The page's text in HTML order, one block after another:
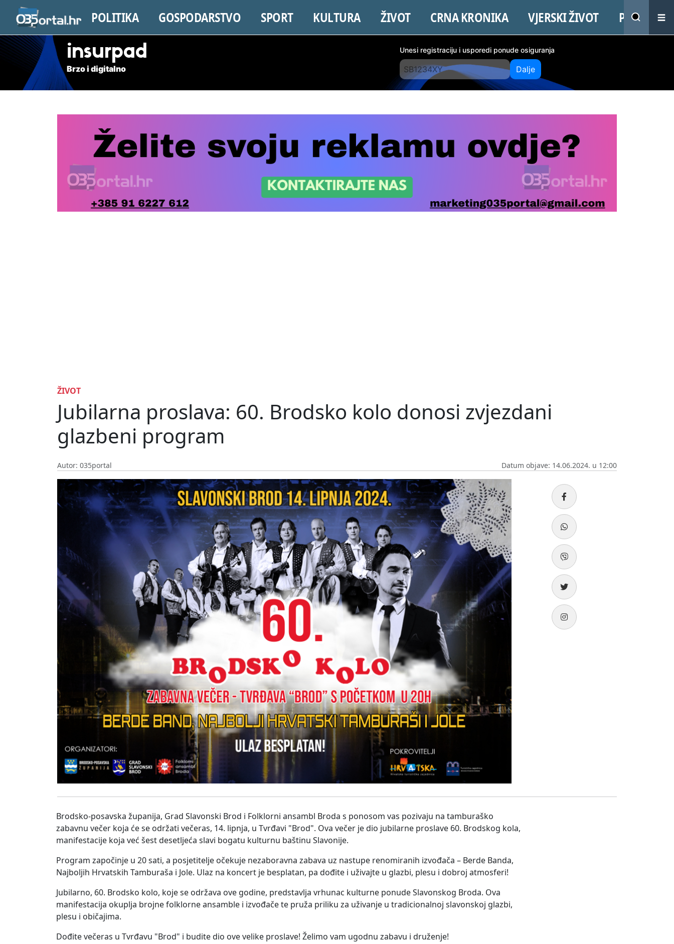
POLITIKA GOSPODARSTVO SPORT KULTURA ŽIVOT CRNA KRONIKA VJERSKI ŽIVOT PROMO
insurpad
Brzo i digitalno
Unesi registraciju i usporedi ponude osiguranja
Dalje
ŽIVOT
Jubilarna proslava: 60. Brodsko kolo donosi zvjezdani
glazbeni program
Autor: 035portal Datum objave: 14.06.2024. u 12:00
Brodsko-posavska županija, Grad Slavonski Brod i Folklorni ansambl Broda s ponosom vas pozivaju na tamburaško
zabavnu večer koja će se održati večeras, 14. lipnja, u Tvrđavi "Brod". Ova večer je dio jubilarne proslave 60. Brodskog kola,
manifestacije koja već šest desetljeća slavi bogatu kulturnu baštinu Slavonije.
Program započinje u 20 sati, a posjetitelje očekuje nezaboravna zabava uz nastupe renomiranih izvođača – Berde Banda,
Najboljih Hrvatskih Tamburaša i Jole. Ulaz na koncert je besplatan, pa dođite i uživajte u glazbi, plesu i dobroj atmosferi!
Jubilarno, 60. Brodsko kolo, koje se održava ove godine, predstavlja vrhunac kulturne ponude Slavonskog Broda. Ova
manifestacija okuplja brojne folklorne ansamble i izvođače te pruža priliku za uživanje u tradicionalnoj slavonskoj glazbi,
plesu i običajima.
Dođite večeras u Tvrđavu "Brod" i budite dio ove velike proslave! Želimo vam ugodnu zabavu i druženje!